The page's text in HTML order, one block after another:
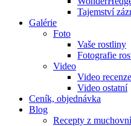
Tajemství
Galérie
Foto
Vaše rostliny
Fotografie
Video
Video recenze
Video ostatní
Ceník, objednávka
Blog
Recepty z